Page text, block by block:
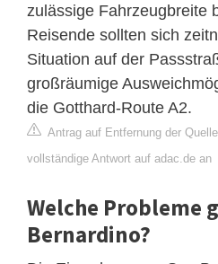
zulässige Fahrzeugbreite
Reisende sollten sich
Situation auf der
großräumige
die Gotthard-Route A2.
Antrag auf Entfernung der Quelle
vollständige Antwort auf adac.de an
Welche Probleme
Bernardino?